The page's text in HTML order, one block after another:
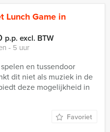
Lunch Game in
p.p. excl. BTW
‐ 5 uur
en tussendoor
dit niet als muziek in de
deze mogelijkheid in
Favoriet